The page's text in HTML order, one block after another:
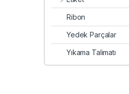
Ribon
Yedek Parçalar
Yıkama Talimatı